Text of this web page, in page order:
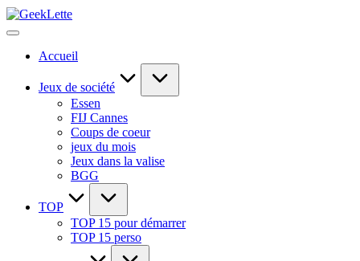
Skip
GeekLette
blog
Accueil
Jeux de société
Essen
FIJ Cannes
Coups de coeur
jeux du mois
Jeux dans la valise
BGG
TOP
TOP 15 pour démarrer
TOP 15 perso